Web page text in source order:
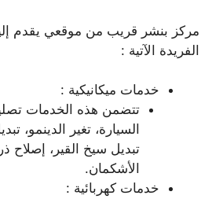
مركز بنشر قريب من موقعي يقدم
الفريدة الآتية :
خدمات ميكانيكية :
تتضمن هذه الخدمات
السيارة، تغير الدينمو،
تبديل سيخ القير، إصلاح
الأشكمان.
خدمات كهربائية :